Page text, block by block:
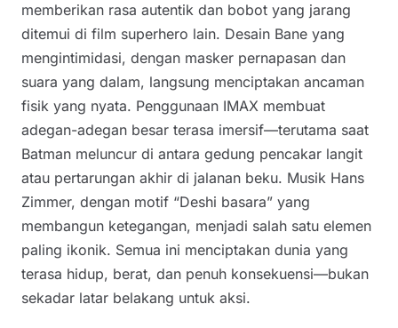
memberikan rasa autentik dan bobot yang jarang
ditemui di film superhero lain. Desain Bane yang
mengintimidasi, dengan masker pernapasan dan
suara yang dalam, langsung menciptakan ancaman
fisik yang nyata. Penggunaan IMAX membuat
adegan-adegan besar terasa imersif—terutama saat
Batman meluncur di antara gedung pencakar langit
atau pertarungan akhir di jalanan beku. Musik Hans
Zimmer, dengan motif “Deshi basara” yang
membangun ketegangan, menjadi salah satu elemen
paling ikonik. Semua ini menciptakan dunia yang
terasa hidup, berat, dan penuh konsekuensi—bukan
sekadar latar belakang untuk aksi.